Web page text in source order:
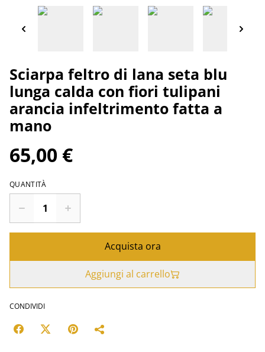
Sciarpa feltro di lana seta blu
lunga calda con fiori tulipani
arancia infeltrimento fatta a
mano
65,00 €
QUANTITÀ
Acquista ora
Aggiungi al carrello
CONDIVIDI